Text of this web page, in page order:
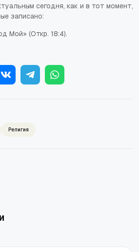
сегодня, как и в тот момент,
записано:
Мой» (Откр. 18:4).
Религия